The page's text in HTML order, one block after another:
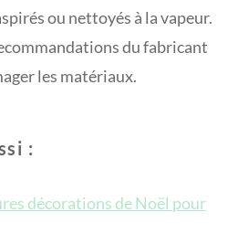
ou nettoyés à la vapeur.
du fabricant
les matériaux.
:
décorations de Noël pour